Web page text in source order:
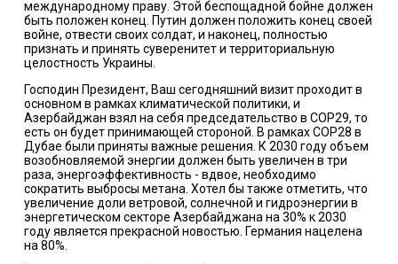
международному праву. Этой беспощадной бойне должен
быть положен конец. Путин должен положить конец своей
войне, отвести своих солдат, и наконец, полностью
признать и принять суверенитет и территориальную
целостность Украины.
Господин Президент, Ваш сегодняшний визит проходит в
основном в рамках климатической политики, и
Азербайджан взял на себя председательство в COP29, то
есть он будет принимающей стороной. В рамках COP28 в
Дубае были приняты важные решения. К 2030 году объем
возобновляемой энергии должен быть увеличен в три
раза, энергоэффективность - вдвое, необходимо
сократить выбросы метана. Хотел бы также отметить, что
увеличение доли ветровой, солнечной и гидроэнергии в
энергетическом секторе Азербайджана на 30% к 2030
году является прекрасной новостью. Германия нацелена
на 80%.